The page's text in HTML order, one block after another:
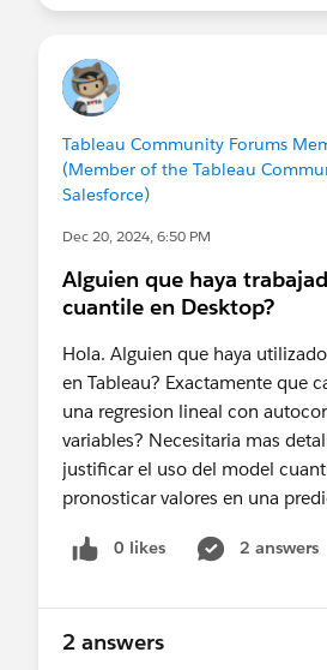
como correcta. Te agradecería
Diego
Tableau Community Forums
(Member of the Tableau
Salesforce)
Dec 20, 2024, 6:50 PM
Alguien que haya
cuantile en Desktop?
Hola. Alguien que haya
en Tableau? Exactamente que
una regresion lineal con
variables? Necesitaria mas
justificar el uso del model
pronosticar valores en una
0 likes 2 answers
2 answers